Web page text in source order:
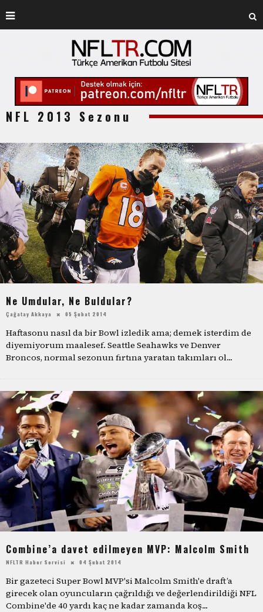
NFL 2013 Sezonu
Ne Umdular, Ne Buldular?
Çağatay Akkaya 05 Şubat 2014
Haftasonu nasıl da bir Bowl izledik ama; demek isterdim de
diyemiyorum maalesef. Seattle Seahawks ve Denver
Broncos, normal sezonun fırtına yaratan takımları ol...
Combine’a davet edilmeyen MVP: Malcolm Smith
NFLTR Haber Servisi 04 Şubat 2014
Bir gazeteci Super Bowl MVP'si Malcolm Smith'e draft’a
girecek olan oyuncuların çağrıldığı ve değerlendirildiği NFL
Combine'de 40 yardı kaç ne kadar zamanda koş...